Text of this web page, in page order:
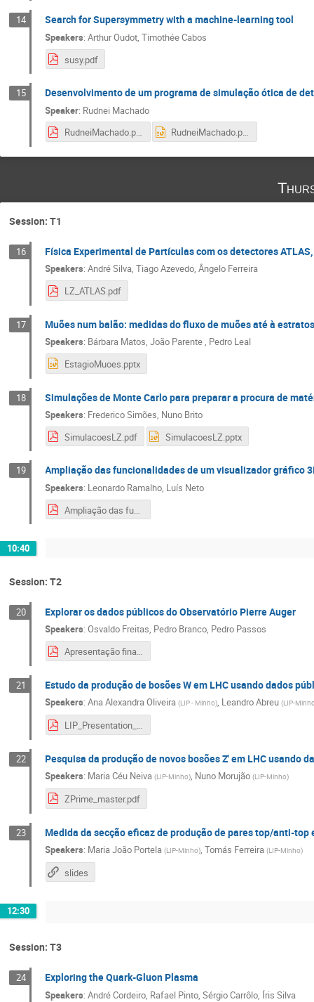
14 Search for Supersymmetry with a machine-learning tool
Speakers:Arthur Oudot,Timothée Cabos
susy.pdf
15 Desenvolvimento de um programa de simulação ótica de
Speaker: Rudnei Machado
RudneiMachado.pdf
RudneiMachado.pptx
Session: T1
16 Física Experimental de Partículas com os detectores ATLAS,
Speakers:André Silva,Tiago Azevedo,Ângelo Ferreira
LZ_ATLAS.pdf
17 Muões num balão: medidas do fluxo de muões até à
Speakers: Bárbara Matos,João Parente, Pedro Leal
EstagioMuoes.pptx
18 Simulações de Monte Carlo para preparar a procura de
Speakers: Frederico Simões, Nuno Brito
SimulacoesLZ.pdf
SimulacoesLZ.pptx
19 Ampliação das funcionalidades de um visualizador gráfico
Speakers: Leonardo Ramalho, Luís Neto
Ampliação das funcionalidades de um visualizador gráfico 3D do Observatório Pierre Auger.pdf
10:40
Session: T2
20 Explorar os dados públicos do Observatório Pierre Auger
Speakers:Osvaldo Freitas, Pedro Branco, Pedro Passos
Apresentação final.pdf
21 Estudo da produção de bosões W em LHC usando dados
Speakers:Ana Alexandra Oliveira (LIP - Minho), Leandro Abreu (LIP-
LIP_Presentation_WAnalysis.pdf
22 Pesquisa da produção de novos bosões Z' em LHC usando
Speakers: Maria Céu Neiva (LIP-Minho), Nuno Morujão (LIP-Minho)
ZPrime_master.pdf
23 Medida da secção eficaz de produção de pares top/anti-
Speakers: Maria João Portela (LIP-Minho),Tomás Ferreira (LIP-Minho)
slides
12:30
Session: T3
24 Exploring the Quark-Gluon Plasma
Speakers:André Cordeiro Rafael Pinto ,Sérgio Carrôlo Íris Silva